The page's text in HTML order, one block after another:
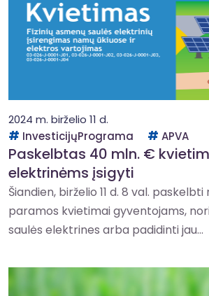
2024 m. birželio 11 d.
InvesticijųPrograma
APVA
Paskelbtas 40 mln. €
elektrinėms įsigyti
Šiandien, birželio 11 d. 8 val.
paramos kvietimai gyventojams,
saulės elektrines arba padidinti jau...